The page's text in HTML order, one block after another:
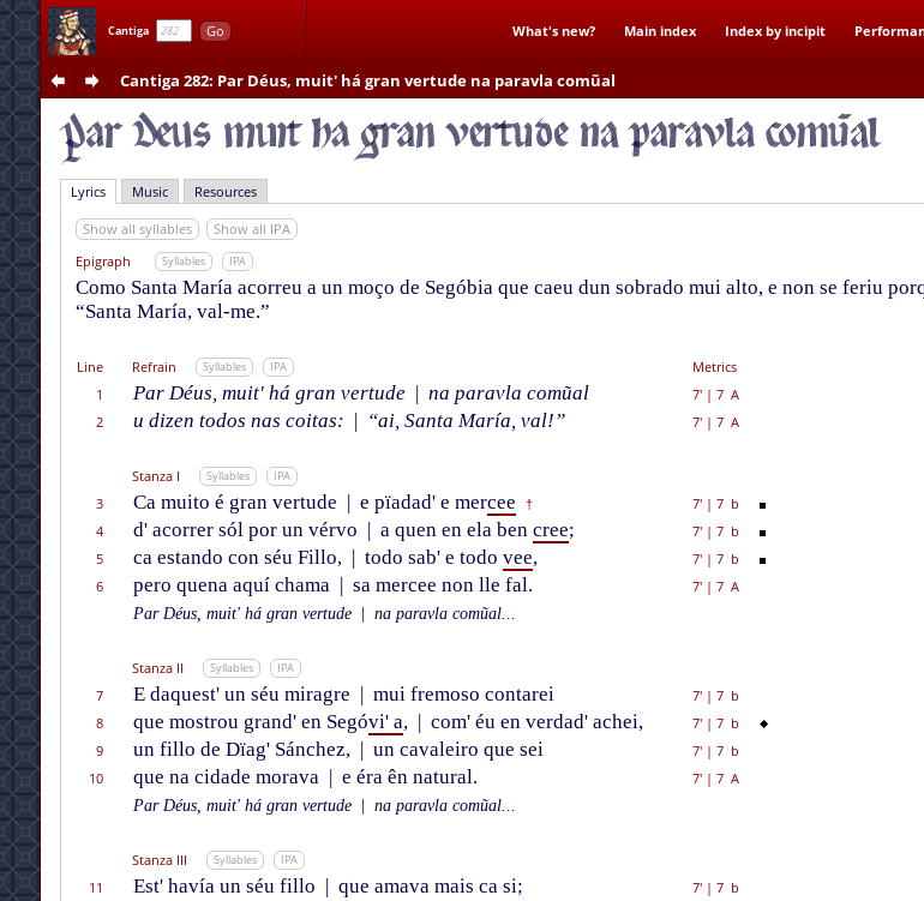
Cantiga Go What's new? Main index Index by incipit
Cantiga 282: Par Déus, muit' há gran vertude na paravla comũal
Lyrics Music Resources
Show all syllables
Show all IPA
Epigraph
Syllables IPA
Como Santa María acorreu a un moço de Segóbia que caeu dun sobrado mui alto, e non se feriu
“Santa María, val-me.”
Line Refrain Syllables IPA
Metrics
1
Par Déus, muit' há gran vertude | na paravla comũal 7'| 7 A
2
u dizen todos nas coitas: | “ai, Santa María, val!” 7'| 7 A
Stanza I Syllables IPA
3 Ca muito é gran vertude | e pïadad' e mercee † 7'| 7 b
4
d' acorrer sól por un vérvo | a quen en ela ben cree; 7'| 7 b
5
ca estando con séu Fillo, | todo sab' e todo vee, 7'| 7 b
6
pero quena aquí chama | sa mercee non lle fal. 7'| 7 A
Par Déus, muit' há gran vertude
na paravla comũal...
Stanza II Syllables IPA
7 E daquest' un séu miragre | mui fremoso contarei 7'| 7 b
8
que mostrou grand' en Segóvi' a, | com' éu en verdad' achei, 7'| 7 b
9
un fillo de Dïag' Sánchez, | un cavaleiro que sei 7'| 7 b
10
que na cidade morava | e éra ên natural. 7'| 7 A
Par Déus, muit' há gran vertude
na paravla comũal...
Stanza III Syllables IPA
11 Est' havía un séu fillo | que amava mais ca si; 7'| 7 b